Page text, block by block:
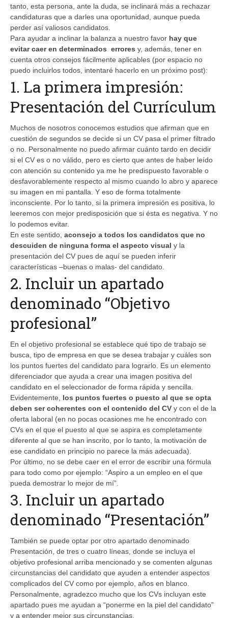
tanto, esta persona, ante la duda, se inclinará más a rechazar
candidaturas que a darles una oportunidad, aunque pueda
perder así valiosos candidatos.
Para ayudar a inclinar la balanza a nuestro favor hay que
evitar caer en determinados errores y, además, tener en
cuenta otros consejos fácilmente aplicables (por espacio no
puedo incluirlos todos, intentaré hacerlo en un próximo post):
1. La primera impresión:
Presentación del Currículum
Muchos de nosotros conocemos estudios que afirman que en
cuestión de segundos se decide si un CV pasa el primer filtrado
o no. Personalmente no puedo afirmar cuánto tardo en decidir
si el CV es o no válido, pero es cierto que antes de haber leído
con atención su contenido ya me he predispuesto favorable o
desfavorablemente respecto al mismo cuando lo abro y aparece
su imagen en mi pantalla. Y eso de forma totalmente
inconsciente. Por lo tanto, si la primera impresión es positiva, lo
leeremos con mejor predisposición que si ésta es negativa. Y no
lo podemos evitar.
En este sentido, aconsejo a todos los candidatos que no
descuiden de ninguna forma el aspecto visual y la
presentación del CV pues de aquí se pueden inferir
características –buenas o malas- del candidato.
2. Incluir un apartado
denominado “Objetivo
profesional”
En el objetivo profesional se establece qué tipo de trabajo se
busca, tipo de empresa en que se desea trabajar y cuáles son
los puntos fuertes del candidato para lograrlo. Es un elemento
diferenciador que ayuda a crear una imagen positiva del
candidato en el seleccionador de forma rápida y sencilla.
Evidentemente, los puntos fuertes o puesto al que se opta
deben ser coherentes con el contenido del CV y con el de la
oferta laboral (en no pocas ocasiones me he encontrado con
CVs en el que el puesto al que se aspira es completamente
diferente al que se han inscrito, por lo tanto, la motivación de
ese candidato en principio no parece la más adecuada).
Por último, no se debe caer en el error de escribir una fórmula
para todo como por ejemplo: “Aspiro a un empleo en el que
pueda demostrar lo mejor de mí”.
3. Incluir un apartado
denominado “Presentación”
También se puede optar por otro apartado denominado
Presentación, de tres o cuatro líneas, donde se incluya el
objetivo profesional arriba mencionado y se comenten algunas
circunstancias del candidato que ayuden a entender aspectos
complicados del CV como por ejemplo, años en blanco.
Personalmente, agradezco mucho que los CVs incluyan este
apartado pues me ayudan a “ponerme en la piel del candidato”
y a entender mejor sus circunstancias.